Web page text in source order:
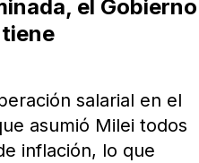
el Gobierno
salarial en el
asumió Milei todos
inflación, lo que